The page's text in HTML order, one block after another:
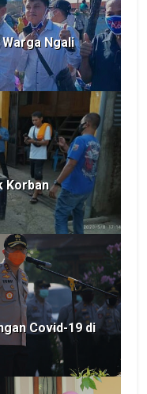
Warga Ngali
Korban
Covid-19 di